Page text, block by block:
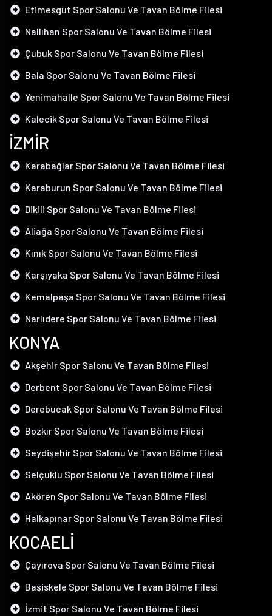
Etimesgut Spor Salonu Ve Tavan Bölme Filesi
Nallıhan Spor Salonu Ve Tavan Bölme Filesi
Çubuk Spor Salonu Ve Tavan Bölme Filesi
Bala Spor Salonu Ve Tavan Bölme Filesi
Yenimahalle Spor Salonu Ve Tavan Bölme Filesi
Kalecik Spor Salonu Ve Tavan Bölme Filesi
İZMİR
Karabağlar Spor Salonu Ve Tavan Bölme Filesi
Karaburun Spor Salonu Ve Tavan Bölme Filesi
Dikili Spor Salonu Ve Tavan Bölme Filesi
Aliağa Spor Salonu Ve Tavan Bölme Filesi
Kınık Spor Salonu Ve Tavan Bölme Filesi
Karşıyaka Spor Salonu Ve Tavan Bölme Filesi
Kemalpaşa Spor Salonu Ve Tavan Bölme Filesi
Narlıdere Spor Salonu Ve Tavan Bölme Filesi
KONYA
Akşehir Spor Salonu Ve Tavan Bölme Filesi
Derbent Spor Salonu Ve Tavan Bölme Filesi
Derebucak Spor Salonu Ve Tavan Bölme Filesi
Bozkır Spor Salonu Ve Tavan Bölme Filesi
Seydişehir Spor Salonu Ve Tavan Bölme Filesi
Selçuklu Spor Salonu Ve Tavan Bölme Filesi
Akören Spor Salonu Ve Tavan Bölme Filesi
Halkapınar Spor Salonu Ve Tavan Bölme Filesi
KOCAELİ
Çayırova Spor Salonu Ve Tavan Bölme Filesi
Başiskele Spor Salonu Ve Tavan Bölme Filesi
İzmit Spor Salonu Ve Tavan Bölme Filesi